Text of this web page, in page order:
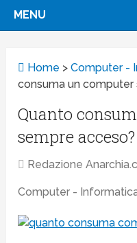
MENU
Home >Computer -
consuma un computer
Quanto
sempre acceso?
Redazione
Computer -